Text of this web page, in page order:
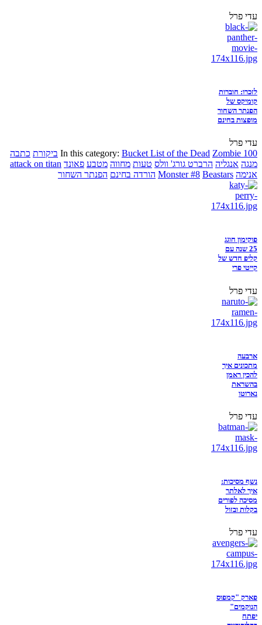
עדי פרל
לזכרו: חוברות
קומיקס של
הפנתר השחור
מופצות בחינם
עדי פרל
In this category: Bucket List of the Dead Zombie 100 ביקורת כתבה
מנגה אנגליה הרברט גורג' וולס טעות מחווה מטבע פאונד attack on titan
אנימה
Monster #8 Beastars הורדה בחינם הפנתר השחור
פוקימון חוגג
25 שנה עם
קליפ חדש של
קייטי פרי
עדי פרל
ארבעה
מתכונים איך
להכין ראמן
בהשראת
נארוטו
עדי פרל
נשף מסיכות:
איך לאלתר
מסיכה לפורים
בקלות ובזול
עדי פרל
פארק "קמפוס
הנוקמים"
יפתח